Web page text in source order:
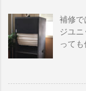
勿論
よる
温度
反応
比べ
の中
素通
（出
ル」
す。
「BS
BSの
２・
して
た。
ーカ
ーカ
補修
ジユ
って
で使